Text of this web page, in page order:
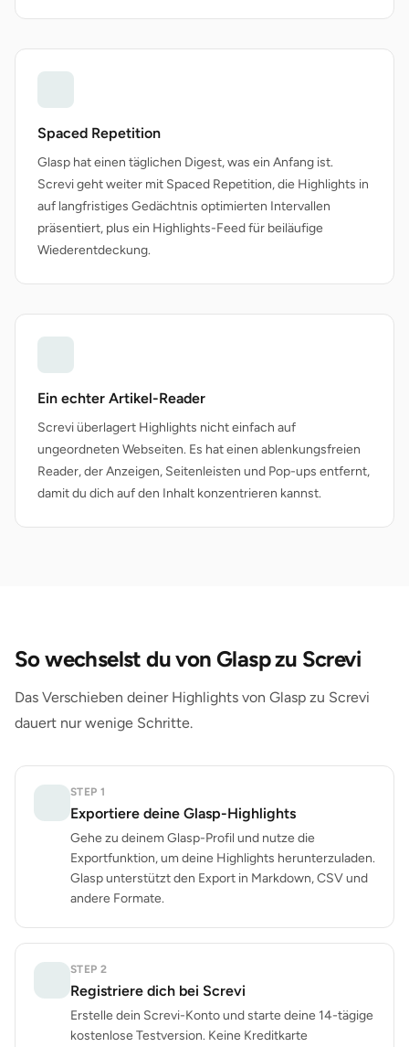
Spaced Repetition
Glasp hat einen täglichen Digest, was ein Anfang ist.
Screvi geht weiter mit Spaced Repetition, die Highlights in
auf langfristiges Gedächtnis optimierten Intervallen
präsentiert, plus ein Highlights-Feed für beiläufige
Wiederentdeckung.
Ein echter Artikel-Reader
Screvi überlagert Highlights nicht einfach auf
ungeordneten Webseiten. Es hat einen ablenkungsfreien
Reader, der Anzeigen, Seitenleisten und Pop-ups entfernt,
damit du dich auf den Inhalt konzentrieren kannst.
So wechselst du von Glasp zu Screvi
Das Verschieben deiner Highlights von Glasp zu Screvi
dauert nur wenige Schritte.
STEP 1
Exportiere deine Glasp-Highlights
Gehe zu deinem Glasp-Profil und nutze die
Exportfunktion, um deine Highlights herunterzuladen.
Glasp unterstützt den Export in Markdown, CSV und
andere Formate.
STEP 2
Registriere dich bei Screvi
Erstelle dein Screvi-Konto und starte deine 14-tägige
kostenlose Testversion. Keine Kreditkarte